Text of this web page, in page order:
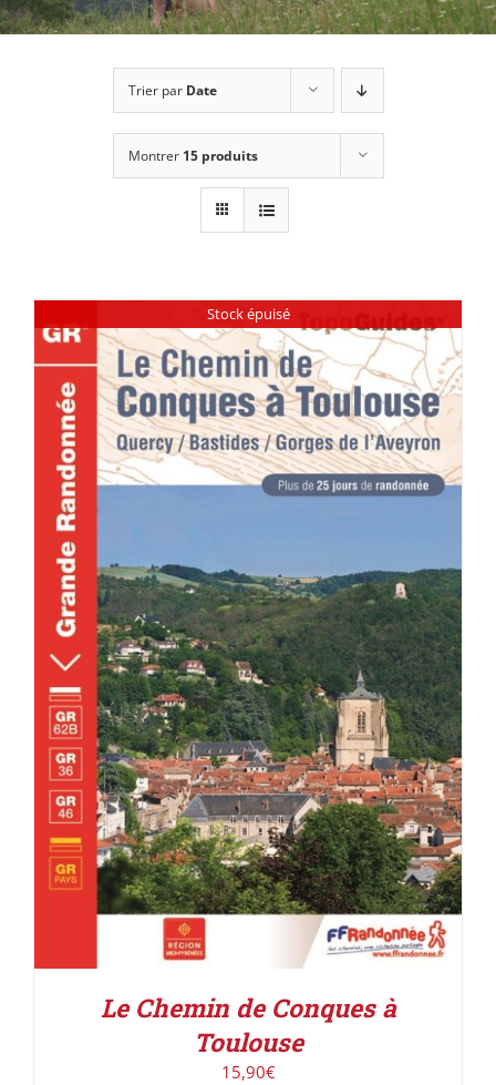
Trier par Date
Montrer 15 produits
Stock épuisé
DÉTAILS
Le Chemin de Conques à
Toulouse
15,90€